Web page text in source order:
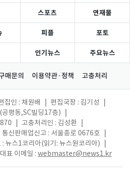
스포츠 연재물
피플 포토
인기뉴스 주요뉴스
매문의 이용약관·정책 고충처리
집인 : 채원배 편집국장 : 김기성
평동,SC빌딩17층)
고충처리인 : 김성환
통신판매업신고 : 서울종로 0676호
: 뉴스1코리아(읽기: 뉴스원코리아)
대표 이메일 : webmaster@news1.kr